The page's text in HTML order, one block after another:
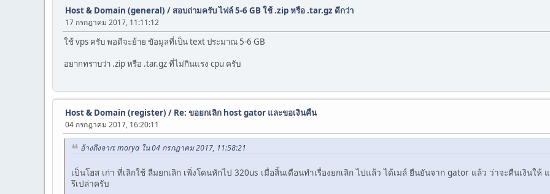
Host & Domain (general) / สอบถ่ามครับ ไฟล์ 5-6 GB ใช้ .zip หรือ .tar.gz ดีกว่า
17 กรกฎาคม 2017, 11:11:12
ใช้ vps ครับ พอดีจะย้าย ขัอมูลที่เป็น text ประมาณ 5-6 GB
อยากทราบว่า .zip หรือ .tar.gz ที่ไม่กินแรง cpu ครับ
Host & Domain (register) / Re: ขอยกเลิก host gator และขอเงินคืน
04 กรกฎาคม 2017, 16:20:11
อ้างถึงจาก: morya ใน 04 กรกฎาคม 2017, 11:58:21
เป็นโฮส เก่า ที่เลิกใช้ ลืมยกเลิก เพิ่งโดนหักไป 320us เมื่อสิ้นเดือนทำเรื่องยกเลิก ไปแล้ว ได้เมล์ ยืนยันจาก gator แล้ว ว่าจะคืนเงินใ
รึเปล่าครับ